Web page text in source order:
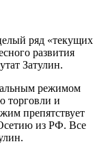
ряд «текущих
развития
Затулин.
режимом
торговли и
препятствует
из РФ. Все